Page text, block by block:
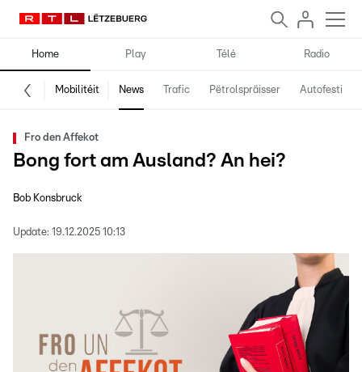
Home Play Télé Radio
Mobilitéit News Trafic Pëtrolspräisser Autofestival
Fro den Affekot
Bong fort am Ausland? An hei?
Bob Konsbruck
Update: 19.12.2025 10:13